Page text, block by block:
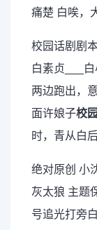
痛楚 白唉，
校园话剧剧
白素贞___
两边跑出，
面许娘子校
时，青从白后
绝对原创 小
灰太狼 主题
号追光打旁